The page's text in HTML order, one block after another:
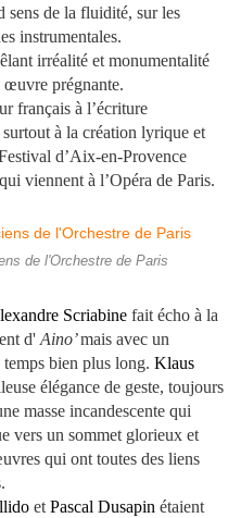
sens de la fluidité, sur les
instrumentales.
irréalité et monumentalité
œuvre prégnante.
français à l’écriture
à la création lyrique et
d’Aix-en-Provence
viennent à l’Opéra de Paris.
de l'Orchestre de Paris
Scriabine fait écho à la
d' Aino’mais avec un
bien plus long. Klaus
élégance de geste, toujours
masse incandescente qui
vers un sommet glorieux et
qui ont toutes des liens
et Pascal Dusapin étaient